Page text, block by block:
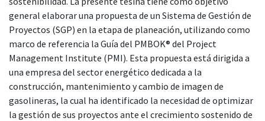
general elaborar una propuesta de un Sistema de Gestión de
Proyectos (SGP) en la etapa de planeación, utilizando como
marco de referencia la Guía del PMBOK® del Project
Management Institute (PMI). Esta propuesta está dirigida a
una empresa del sector energético dedicada a la
construcción, mantenimiento y cambio de imagen de
gasolineras, la cual ha identificado la necesidad de optimizar
la gestión de sus proyectos ante el crecimiento sostenido de